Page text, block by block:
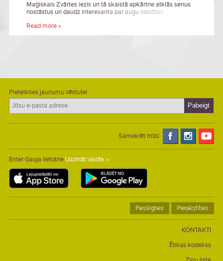
Maģiskais Zvārtes iezis un tā skaistā apkārtne atklās senus
nostāstus un daudz interesanta par augu valstību!
Read more »
Pieteikties jaunumu vēstulei
Sameklēt mūs:
Enter Gauja lietotne Uzzināt vairāk »
Pieslēgties Pierakstīties
KONTAKTI
Ētikas kodekss